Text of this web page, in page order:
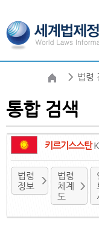
법령
통합 검색
키르기스스탄
법령
정보
법령
체계
도